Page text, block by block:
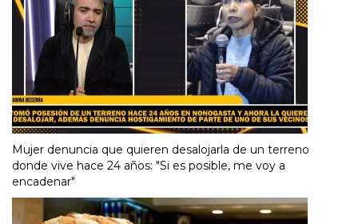
Mujer denuncia que quieren desalojarla de un terreno
donde vive hace 24 años: "Si es posible, me voy a
encadenar"